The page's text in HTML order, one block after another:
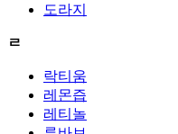
도라지
ㄹ
락티움
레몬즙
레티놀